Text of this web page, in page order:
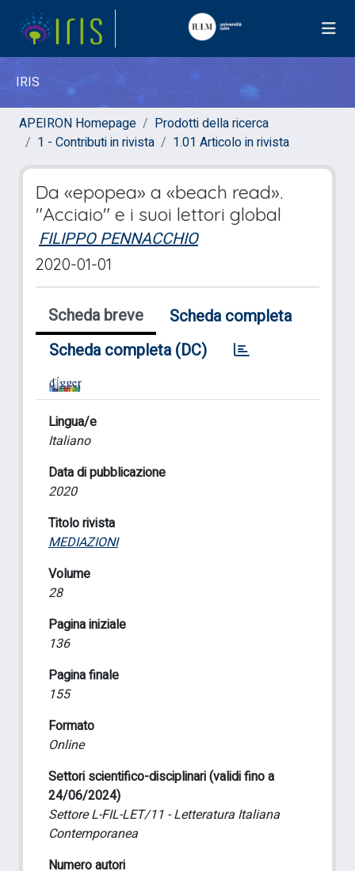
IRIS
APEIRON Homepage
Prodotti della ricerca
1 - Contributi in rivista
1.01 Articolo in rivista
Da «epopea» a «beach read».
"Acciaio" e i suoi lettori global
FILIPPO PENNACCHIO
2020-01-01
Scheda breve
Scheda completa
Scheda completa (DC)
Lingua/e
Italiano
Data di pubblicazione
2020
Titolo rivista
MEDIAZIONI
Volume
28
Pagina iniziale
136
Pagina finale
155
Formato
Online
Settori scientifico-disciplinari (validi fino a
24/06/2024)
Settore L-FIL-LET/11 - Letteratura Italiana
Contemporanea
Numero autori